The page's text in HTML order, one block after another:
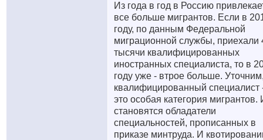
Из года в год в Россию
все больше мигрантов. Если в
году, по данным Федеральной
миграционной службы, приехали
тысячи квалифицированных
иностранных специалиста, то в
году уже - втрое больше.
квалифицированный специалист
это особая категория мигрантов.
становятся обладатели
специальностей, прописанных в
приказе минтруда. И